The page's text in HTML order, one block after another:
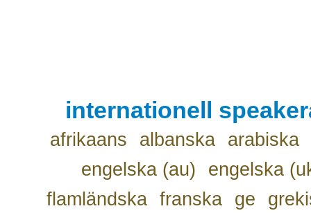
internationell
afrikaans albanska
arabiska
engelska (au)
engelska
flamländska franska ge